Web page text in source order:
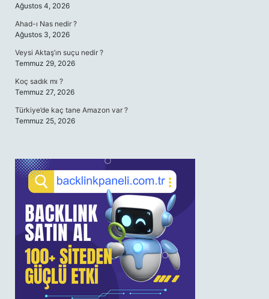
Ağustos 4, 2026
Ahad-ı Nas nedir ?
Ağustos 3, 2026
Veysi Aktaş’ın suçu nedir ?
Temmuz 29, 2026
Koç sadık mı ?
Temmuz 27, 2026
Türkiye’de kaç tane Amazon var ?
Temmuz 25, 2026